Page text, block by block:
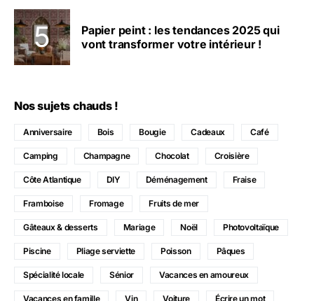
Papier peint : les tendances 2025 qui
vont transformer votre intérieur !
Nos sujets chauds !
Anniversaire Bois Bougie Cadeaux Café
Camping Champagne Chocolat Croisière
Côte Atlantique DIY Déménagement Fraise
Framboise Fromage Fruits de mer
Gâteaux & desserts Mariage Noël Photovoltaïque
Piscine Pliage serviette Poisson Pâques
Spécialité locale Sénior Vacances en amoureux
Vacances en famille Vin Voiture Écrire un mot